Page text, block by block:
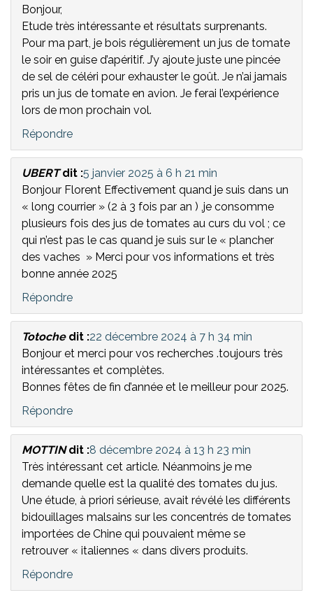
Bonjour,
Etude très intéressante et résultats surprenants.
Pour ma part, je bois régulièrement un jus de tomate
le soir en guise d’apéritif. J’y ajoute juste une pincée
de sel de céléri pour exhauster le goût. Je n’ai jamais
pris un jus de tomate en avion. Je ferai l’expérience
lors de mon prochain vol.
Répondre
UBERT dit :5 janvier 2025 à 6 h 21 min
Bonjour Florent Effectivement quand je suis dans un
« long courrier » (2 à 3 fois par an ) ,je consomme
plusieurs fois des jus de tomates au curs du vol ; ce
qui n’est pas le cas quand je suis sur le « plancher
des vaches » Merci pour vos informations et très
bonne année 2025
Répondre
Totoche dit :22 décembre 2024 à 7 h 34 min
Bonjour et merci pour vos recherches .toujours très
intéressantes et complètes.
Bonnes fêtes de fin d’année et le meilleur pour 2025.
Répondre
MOTTIN dit :8 décembre 2024 à 13 h 23 min
Très intéressant cet article. Néanmoins je me
demande quelle est la qualité des tomates du jus.
Une étude, à priori sérieuse, avait révélé les différents
bidouillages malsains sur les concentrés de tomates
importées de Chine qui pouvaient même se
retrouver « italiennes « dans divers produits.
Répondre